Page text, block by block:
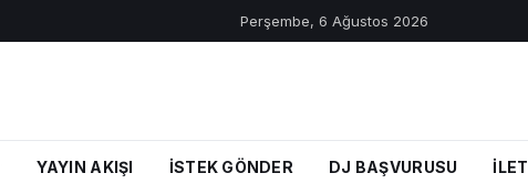
Perşembe, 6 Ağustos 2026
YAYIN AKIŞI İSTEK GÖNDER DJ BAŞVURUSU